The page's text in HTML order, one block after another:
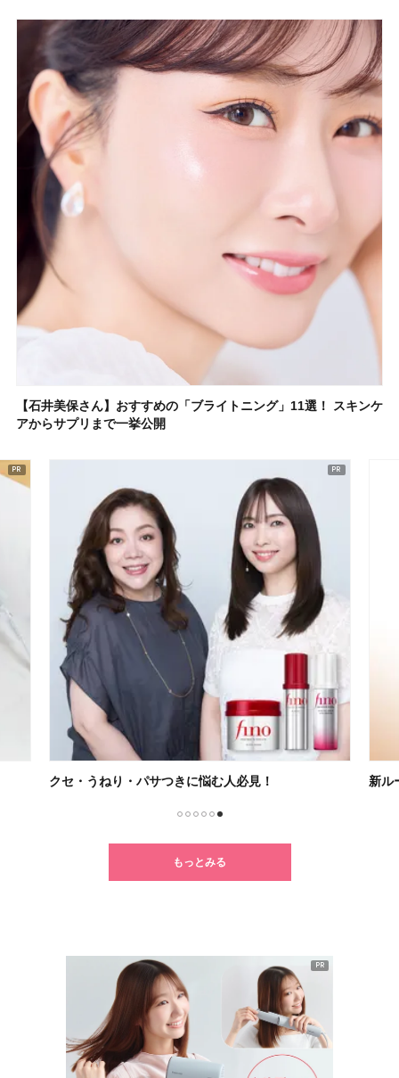
【石井美保さん】おすすめの「ブライトニング」11選！ スキンケ
アからサプリまで一挙公開
クセ・うねり・パサつきに悩む人必見！ 新ル
もっとみる
PR